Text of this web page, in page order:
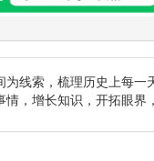
为线索，梳理历史上每
，增长知识，开拓眼界